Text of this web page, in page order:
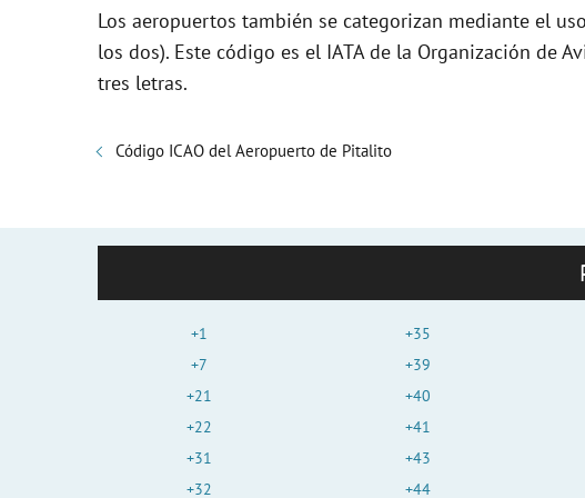
e
Los aeropuertos también se categorizan mediante el
los dos). Este código es el IATA de la Organización de
tres letras.
Código ICAO del Aeropuerto de Pitalito
+1
+7
+21
+22
+31
+32
+35
+39
+40
+41
+43
+44